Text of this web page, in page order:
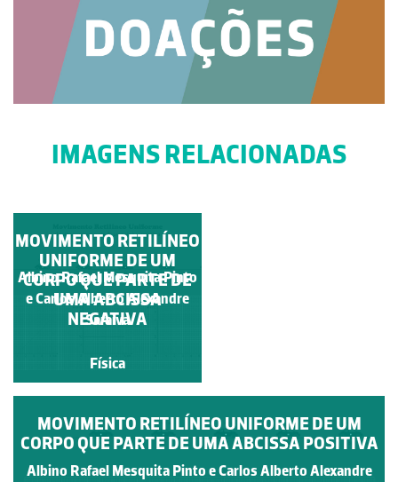
IMAGENS RELACIONADAS
MOVIMENTO
RETILÍNEO UNIFORME
DE UM CORPO QUE
PARTE DA ORIGEM DO
REFERENCIAL
Albino Rafael Mesquita
Pinto e Carlos Alberto
Alexandre Saraiva
Física
MOVIMENTO RETILÍNEO UNIFORME DE UM
CORPO QUE PARTE DE UMA ABCISSA POSITIVA
Albino Rafael Mesquita Pinto e Carlos Alberto Alexandre
MOVIMENTO RETILÍNEO
UNIFORME DE UM
CORPO QUE PARTE DE
UMA ABCISSA
NEGATIVA
Albino Rafael Mesquita Pinto
e Carlos Alberto Alexandre
Saraiva
Física